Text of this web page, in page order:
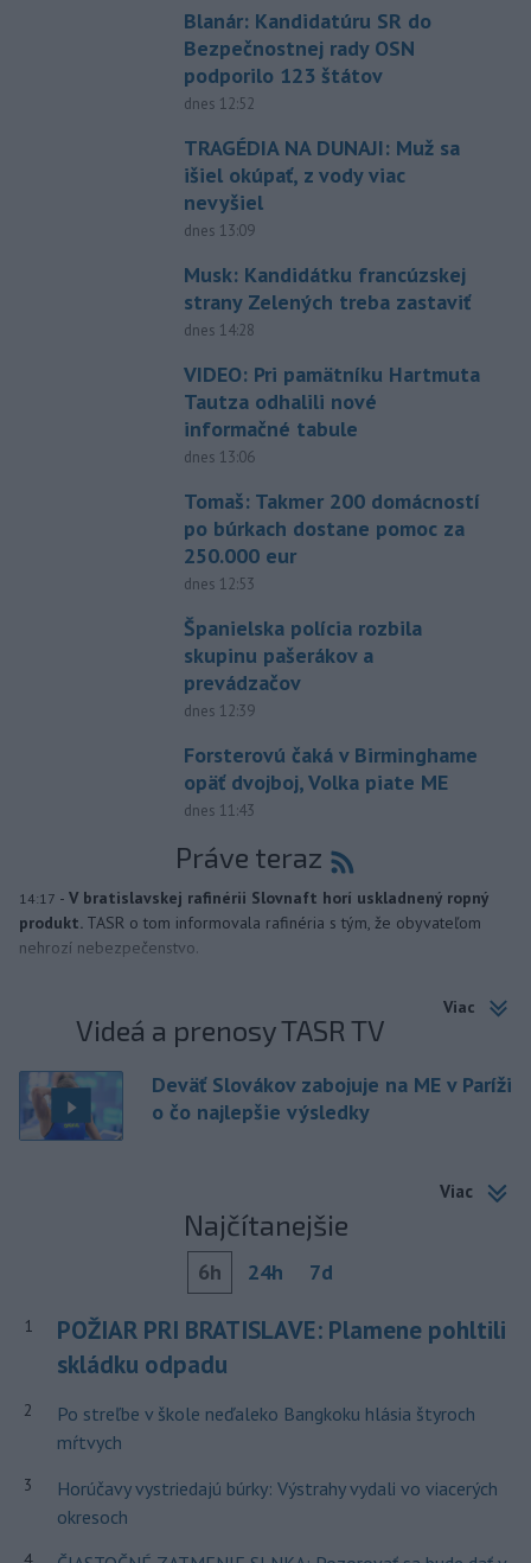
Blanár: Kandidatúru SR do
Bezpečnostnej rady OSN
podporilo 123 štátov
dnes 12:52
TRAGÉDIA NA DUNAJI: Muž sa
išiel okúpať, z vody viac
nevyšiel
dnes 13:09
Musk: Kandidátku francúzskej
strany Zelených treba zastaviť
dnes 14:28
VIDEO: Pri pamätníku Hartmuta
Tautza odhalili nové
informačné tabule
dnes 13:06
Tomaš: Takmer 200 domácností
po búrkach dostane pomoc za
250.000 eur
dnes 12:53
Španielska polícia rozbila
skupinu pašerákov a
prevádzačov
dnes 12:39
Forsterovú čaká v Birminghame
opäť dvojboj, Volka piate ME
dnes 11:43
Práve teraz
14:17 - V bratislavskej rafinérii Slovnaft horí uskladnený ropný
produkt. TASR o tom informovala rafinéria s tým, že obyvateľom
nehrozí nebezpečenstvo.
Viac
Videá a prenosy TASR TV
Deväť Slovákov zabojuje na ME v Paríži
o čo najlepšie výsledky
Viac
Najčítanejšie
6h 24h 7d
1
POŽIAR PRI BRATISLAVE: Plamene pohltili
skládku odpadu
2
Po streľbe v škole neďaleko Bangkoku hlásia štyroch
mŕtvych
3
Horúčavy vystriedajú búrky: Výstrahy vydali vo viacerých
okresoch